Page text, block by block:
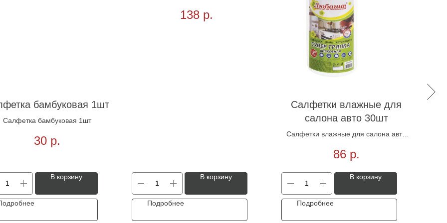
бамбуковая 1шт
Салфетка бамбуковая 1шт
30 р.
В корзину
138 р.
В корзину
Подробнее
Салфетки влажные для
салона авто 30шт
Салфетки влажные для салона авто
86 р.
В корзину
Подробнее